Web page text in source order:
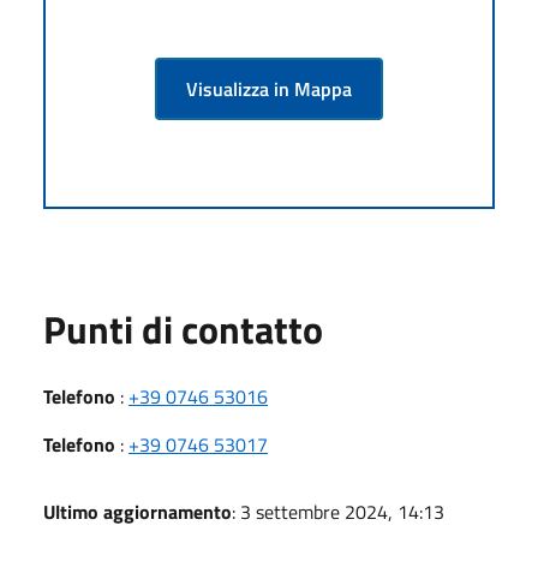
Visualizza in Mappa
Punti di contatto
Telefono : +39 0746 53016
Telefono : +39 0746 53017
Ultimo aggiornamento: 3 settembre 2024, 14:13